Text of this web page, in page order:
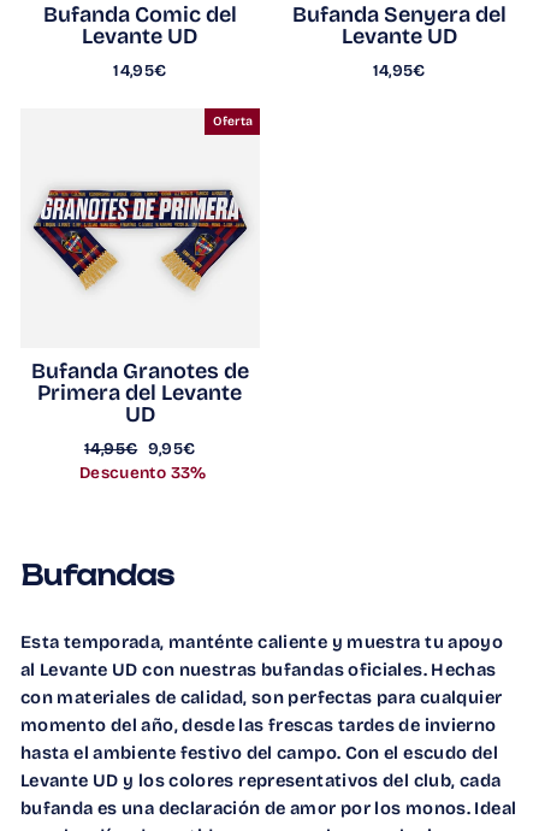
Bufanda Comic del
Levante UD
14,95€
Bufanda Senyera del
Levante UD
14,95€
Oferta
Bufanda Granotes de
Primera del Levante
UD
Precio
habitual
14,95€ Precio
de
9,95€
Descuento 33%
Bufandas
Esta temporada, manténte caliente y muestra tu apoyo
al Levante UD con nuestras bufandas oficiales. Hechas
con materiales de calidad, son perfectas para cualquier
momento del año, desde las frescas tardes de invierno
hasta el ambiente festivo del campo. Con el escudo del
Levante UD y los colores representativos del club, cada
bufanda es una declaración de amor por los monos. Ideal